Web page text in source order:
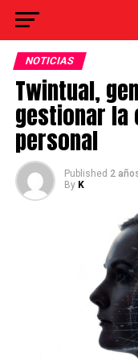
NOTICIAS
Twintual,
gestionar la
personal
Published 2
By K